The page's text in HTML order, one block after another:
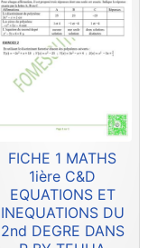
FICHE 1 MATHS
1ière C&D
EQUATIONS ET
INEQUATIONS DU
2nd DEGRE DANS